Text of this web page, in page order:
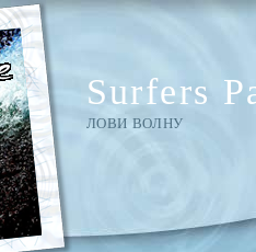
Surfers
ЛОВИ ВОЛНУ